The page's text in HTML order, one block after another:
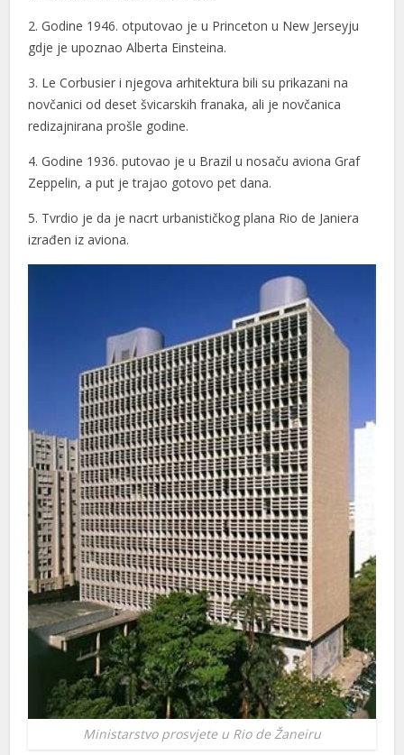
2. Godine 1946. otputovao je u Princeton u New Jerseyju
gdje je upoznao Alberta Einsteina.
3. Le Corbusier i njegova arhitektura bili su prikazani na
novčanici od deset švicarskih franaka, ali je novčanica
redizajnirana prošle godine.
4. Godine 1936. putovao je u Brazil u nosaču aviona Graf
Zeppelin, a put je trajao gotovo pet dana.
5. Tvrdio je da je nacrt urbanističkog plana Rio de Janiera
izrađen iz aviona.
Ministarstvo prosvjete u Rio de Žaneiru